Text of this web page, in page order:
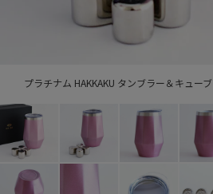
プラチナム HAKKAKU タンブラー＆キューブ